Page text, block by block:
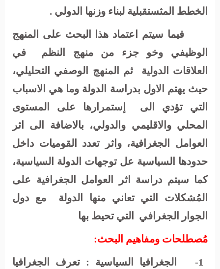
الخطط المثستقبلية لبناء وزنها الدولي .
فيما سيتم اعتماد هذا البحث على المنهج
الوظيفي وخو جزء من منهج النظم
في
العلاقات الدولية
ثم المنهج الوصفي التحليلي،
حيث يهتم الاول بدراسة الدولة وما هي الاسباب
التي تؤدي الى
إستمرارها على المستوى
المحلي والاقليمي والدولي، بالاضافة الى اثر
العوامل الجغرافية، واثر تعدد القوميات داخل
حدودها السياسية عل توجهات الدولة السياسية،
كما سيتم دراسة اثر العوامل الجغرافية على
المُشكلات التي تعاني منها الدولة
مع دول
الجوار الجغرافي
التي تحيط بها
مُصطلحات ومفاهيم البحث:
1- الجغرافيا السياسية : تعرف الجغرافيا